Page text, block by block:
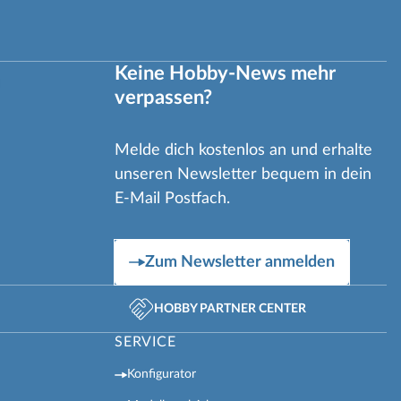
Keine Hobby-News mehr
verpassen?
Melde dich kostenlos an und erhalte
unseren Newsletter bequem in dein
E-Mail Postfach.
Zum Newsletter anmelden
HOBBY PARTNER CENTER
SERVICE
Konfigurator